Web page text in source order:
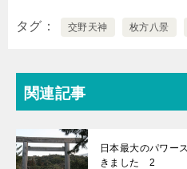
タグ 交野天神 枚方八景
関連記事
日本最大のパワー
きました 2